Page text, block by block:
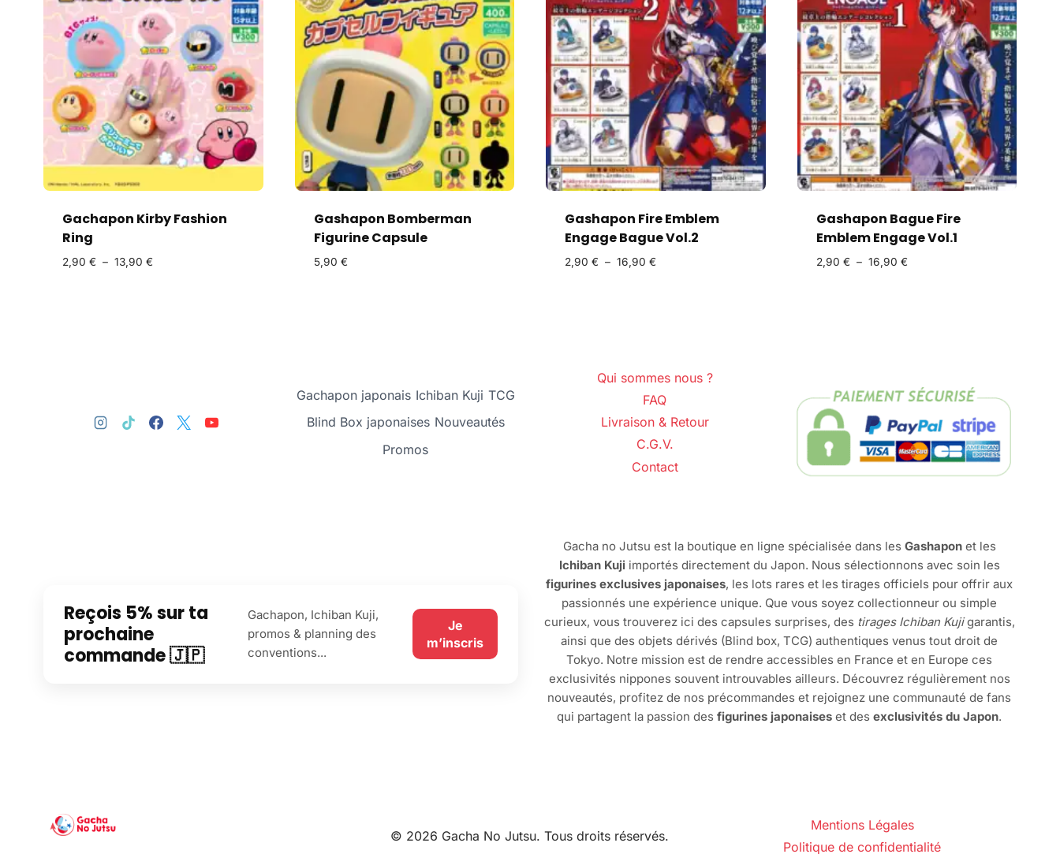
Gachapon Kirby Fashion
Ring
2,90 € – 13,90 €
Gashapon Bomberman
Figurine Capsule
5,90 €
Gashapon Fire Emblem
Engage Bague Vol.2
2,90 € – 16,90 €
Gashapon Bague Fire
Emblem Engage Vol.1
2,90 € – 16,90 €
Gachapon japonais Ichiban Kuji TCG
Blind Box japonaises Nouveautés
Promos
Qui sommes nous ?
FAQ
Livraison & Retour
C.G.V.
Contact
Reçois 5% sur ta
prochaine
commande 🇯🇵
Gachapon, Ichiban Kuji,
promos & planning des
conventions...
Je
m’inscris
Gacha no Jutsu est la boutique en ligne spécialisée dans les Gashaponet les
Ichiban Kujiimportés directement du Japon. Nous sélectionnons avec soin les
figurines exclusives japonaises, les lots rares et les tirages officiels pour offrir aux
passionnés une expérience unique. Que vous soyez collectionneur ou simple
curieux, vous trouverez ici des capsules surprises, des tirages Ichiban Kujigarantis,
ainsi que des objets dérivés (Blind box, TCG) authentiques venus tout droit de
Tokyo. Notre mission est de rendre accessibles en France et en Europe ces
exclusivités nippones souvent introuvables ailleurs. Découvrez régulièrement nos
nouveautés, profitez de nos précommandes et rejoignez une communauté de fans
qui partagent la passion des figurines japonaises et des exclusivités du Japon.
© 2026 Gacha No Jutsu. Tous droits réservés.
Mentions Légales
Politique de confidentialité